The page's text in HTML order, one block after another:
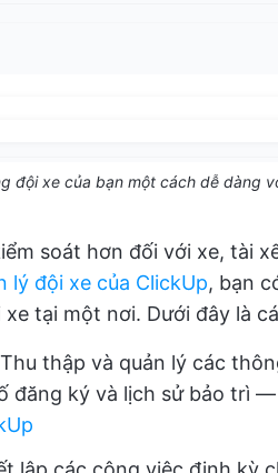
đội xe của bạn một cách dễ dàng
soát hơn đối với xe, tài
lý đội xe của ClickUp, bạn
tại một nơi. Dưới đây là
Thu thập và quản lý các
đăng ký và lịch sử bảo trì